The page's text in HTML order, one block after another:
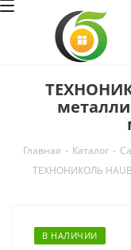
Главная - Каталог -
ТЕХНОНИКОЛЬ
В НАЛИЧИИ